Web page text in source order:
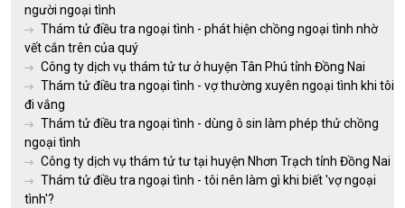
người ngoại tình
Thám tử điều tra ngoại tình - phát hiện chồng ngoại tình nhờ
vết cắn trên của quý
Công ty dịch vụ thám tử tư ở huyện Tân Phú tỉnh Đồng Nai
Thám tử điều tra ngoại tình - vợ thường xuyên ngoại tình khi tôi
đi vắng
Thám tử điều tra ngoại tình - dùng ô sin làm phép thử chồng
ngoại tình
Công ty dịch vụ thám tử tư tại huyện Nhơn Trạch tỉnh Đồng Nai
Thám tử điều tra ngoại tình - tôi nên làm gì khi biết 'vợ ngoại
tình'?